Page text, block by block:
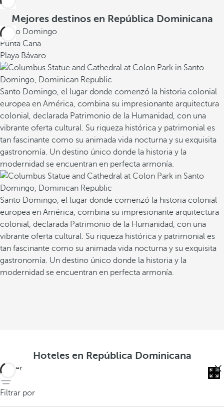
Mejores destinos en República Dominicana
Santo Domingo
Punta Cana
Playa Bávaro
Santo Domingo, el lugar donde comenzó la historia colonial
europea en América, combina su impresionante arquitectura
colonial, declarada Patrimonio de la Humanidad, con una
vibrante oferta cultural. Su riqueza histórica y patrimonial es
tan fascinante como su animada vida nocturna y su exquisita
gastronomía. Un destino único donde la historia y la
modernidad se encuentran en perfecta armonía.
Santo Domingo, el lugar donde comenzó la historia colonial
europea en América, combina su impresionante arquitectura
colonial, declarada Patrimonio de la Humanidad, con una
vibrante oferta cultural. Su riqueza histórica y patrimonial es
tan fascinante como su animada vida nocturna y su exquisita
gastronomía. Un destino único donde la historia y la
modernidad se encuentran en perfecta armonía.
Hoteles en República Dominicana
volver
Filtrar por
d